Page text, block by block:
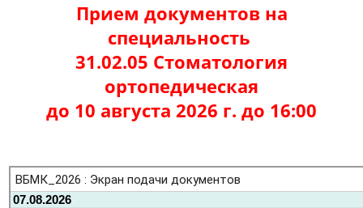
Прием документов на
специальность
31.02.05 Стоматология
ортопедическая
до 10 августа 2026 г. до 16:00